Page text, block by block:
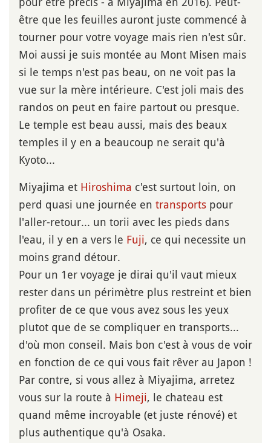
être que les feuilles auront juste commencé à
tourner pour votre voyage mais rien n'est sûr.
Moi aussi je suis montée au Mont Misen mais
si le temps n'est pas beau, on ne voit pas la
vue sur la mère intérieure. C'est joli mais des
randos on peut en faire partout ou presque.
Le temple est beau aussi, mais des beaux
temples il y en a beaucoup ne serait qu'à
Kyoto...
Miyajima et Hiroshima c'est surtout loin, on
perd quasi une journée en transports pour
l'aller-retour... un torii avec les pieds dans
l'eau, il y en a vers le Fuji, ce qui necessite un
moins grand détour.
Pour un 1er voyage je dirai qu'il vaut mieux
rester dans un périmètre plus restreint et bien
profiter de ce que vous avez sous les yeux
plutot que de se compliquer en transports...
d'où mon conseil. Mais bon c'est à vous de voir
en fonction de ce qui vous fait rêver au Japon !
Par contre, si vous allez à Miyajima, arretez
vous sur la route à Himeji, le chateau est
quand même incroyable (et juste rénové) et
plus authentique qu'à Osaka.